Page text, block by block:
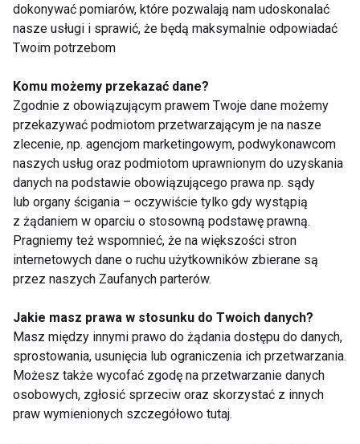
Trening latem – lepiej
ćwiczyć rano czy
Spacer po posiłku – jak
Czy warto trenować
boso? Korzyści i
zagrożenia dla stóp
oraz całego ciała
Trening z gumami
oporowymi. 20 minut,
które wzmocnią całe
ciało
Bieg
dokonywać pomiarów, które pozwalają nam udoskonalać
nasze usługi i sprawić, że będą maksymalnie odpowiadać
Twoim potrzebom
Komu możemy przekazać dane?
Zgodnie z obowiązującym prawem Twoje dane możemy
przekazywać podmiotom przetwarzającym je na nasze
zlecenie, np. agencjom marketingowym, podwykonawcom
naszych usług oraz podmiotom uprawnionym do uzyskania
danych na podstawie obowiązującego prawa np. sądy
lub organy ścigania – oczywiście tylko gdy wystąpią
z żądaniem w oparciu o stosowną podstawę prawną.
Pragniemy też wspomnieć, że na większości stron
internetowych dane o ruchu użytkowników zbierane są
przez naszych Zaufanych parterów.
Jakie masz prawa w stosunku do Twoich danych?
Masz między innymi prawo do żądania dostępu do danych,
sprostowania, usunięcia lub ograniczenia ich przetwarzania.
Możesz także wycofać zgodę na przetwarzanie danych
osobowych, zgłosić sprzeciw oraz skorzystać z innych
praw wymienionych szczegółowo tutaj.